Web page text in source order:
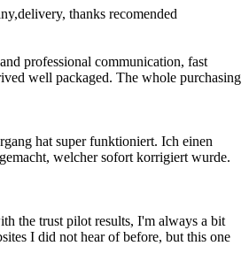
thanks recomended
professional communication, fast
well packaged. The whole purchasing
hat super funktioniert. Ich einen
welcher sofort korrigiert wurde.
the trust pilot results, I'm always a bit
I did not hear of before, but this one